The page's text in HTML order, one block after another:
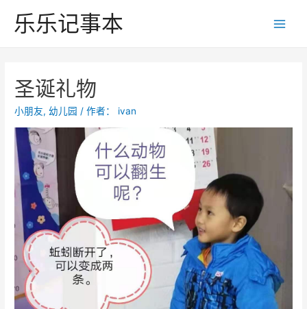
乐乐记事本
圣诞礼物
小朋友,幼儿园 / 作者： ivan